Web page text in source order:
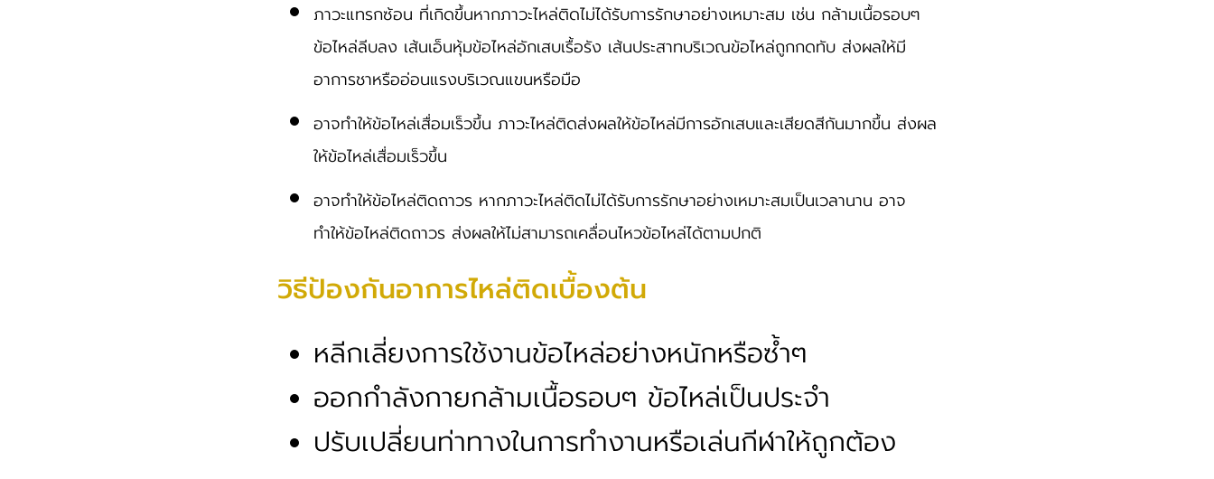
ภาวะแทรกซ้อน ที่เกิดขึ้นหากภาวะไหล่ติดไม่ได้รับการรักษาอย่างเหมาะสม เช่น กล้ามเนื้อรอบๆ
ข้อไหล่ลีบลง เส้นเอ็นหุ้มข้อไหล่อักเสบเรื้อรัง เส้นประสาทบริเวณข้อไหล่ถูกกดทับ ส่งผลให้มี
อาการชาหรืออ่อนแรงบริเวณแขนหรือมือ
อาจทำให้ข้อไหล่เสื่อมเร็วขึ้น ภาวะไหล่ติดส่งผลให้ข้อไหล่มีการอักเสบและเสียดสีกันมากขึ้น ส่งผล
ให้ข้อไหล่เสื่อมเร็วขึ้น
อาจทำให้ข้อไหล่ติดถาวร หากภาวะไหล่ติดไม่ได้รับการรักษาอย่างเหมาะสมเป็นเวลานาน อาจ
ทำให้ข้อไหล่ติดถาวร ส่งผลให้ไม่สามารถเคลื่อนไหวข้อไหล่ได้ตามปกติ
วิธีป้องกันอาการไหล่ติดเบื้องต้น
หลีกเลี่ยงการใช้งานข้อไหล่อย่างหนักหรือซ้ำๆ
ออกกำลังกายกล้ามเนื้อรอบๆ ข้อไหล่เป็นประจำ
ปรับเปลี่ยนท่าทางในการทำงานหรือเล่นกีฬาให้ถูกต้อง